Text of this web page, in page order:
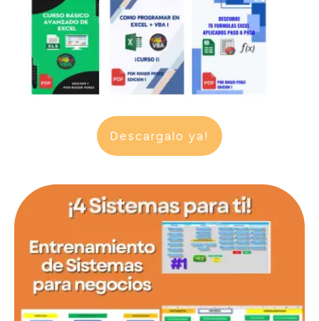
Descargalo ya!